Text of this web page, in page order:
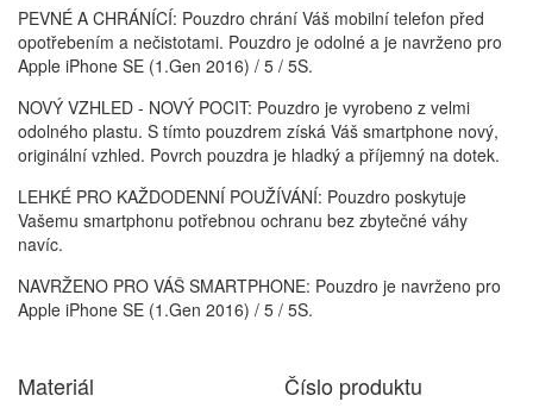
PEVNÉ A CHRÁNÍCÍ: Pouzdro chrání Váš mobilní telefon před
opotřebením a nečistotami. Pouzdro je odolné a je navrženo pro
Apple iPhone SE (1.Gen 2016) / 5 / 5S.
NOVÝ VZHLED - NOVÝ POCIT: Pouzdro je vyrobeno z velmi
odolného plastu. S tímto pouzdrem získá Váš smartphone nový,
originální vzhled. Povrch pouzdra je hladký a příjemný na dotek.
LEHKÉ PRO KAŽDODENNÍ POUŽÍVÁNÍ: Pouzdro poskytuje
Vašemu smartphonu potřebnou ochranu bez zbytečné váhy
navíc.
NAVRŽENO PRO VÁŠ SMARTPHONE: Pouzdro je navrženo pro
Apple iPhone SE (1.Gen 2016) / 5 / 5S.
Materiál Číslo produktu